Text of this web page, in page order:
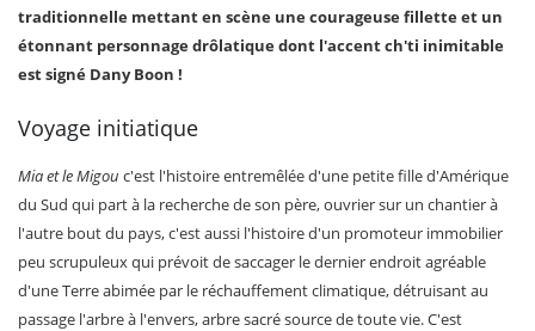
traditionnelle mettant en scène une courageuse fillette et un
étonnant personnage drôlatique dont l'accent ch'ti inimitable
est signé Dany Boon !
Voyage initiatique
Mia et le Migou c'est l'histoire entremêlée d'une petite fille d'Amérique
du Sud qui part à la recherche de son père, ouvrier sur un chantier à
l'autre bout du pays, c'est aussi l'histoire d'un promoteur immobilier
peu scrupuleux qui prévoit de saccager le dernier endroit agréable
d'une Terre abimée par le réchauffement climatique, détruisant au
passage l'arbre à l'envers, arbre sacré source de toute vie. C'est